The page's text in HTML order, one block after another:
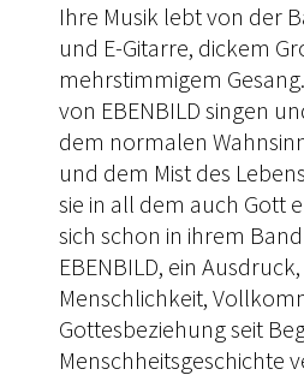
Ihre Musik lebt von der
und E-Gitarre, dickem
mehrstimmigem
von EBENBILD singen
dem normalen
und dem Mist des
sie in all dem auch Gott
sich schon in ihrem
EBENBILD, ein
Menschlichkeit,
Gottesbeziehung seit
Menschheitsgeschichte